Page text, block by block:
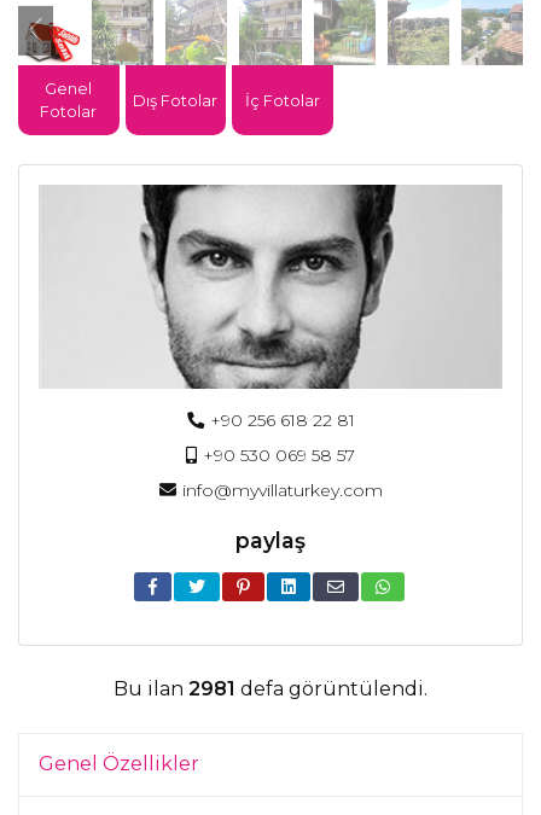
Genel
Fotolar
Dış Fotolar İç Fotolar
+90 256 618 22 81
+90 530 069 58 57
info@myvillaturkey.com
paylaş
Bu ilan 2981 defa görüntülendi.
Genel Özellikler